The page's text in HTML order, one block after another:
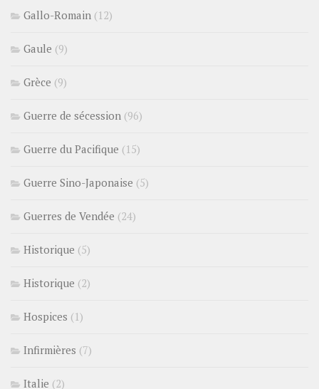
Gallo-Romain (12)
Gaule (9)
Grèce (9)
Guerre de sécession (96)
Guerre du Pacifique (15)
Guerre Sino-Japonaise (5)
Guerres de Vendée (24)
Historique (5)
Historique (2)
Hospices (1)
Infirmières (7)
Italie (2)